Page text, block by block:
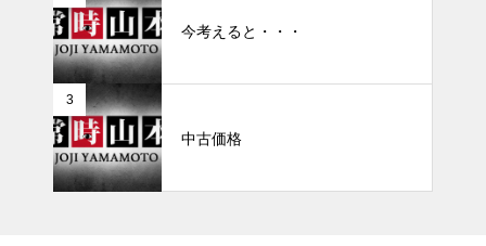
今考えると・・・
3
中古価格